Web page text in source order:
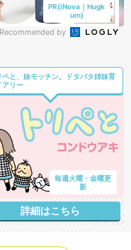
PR(iNova｜Hugk
um)
Recommended by
ペと、妹モッチン。ドタバタ姉妹育
アリー
毎週火曜・金曜更
新
詳細はこちら